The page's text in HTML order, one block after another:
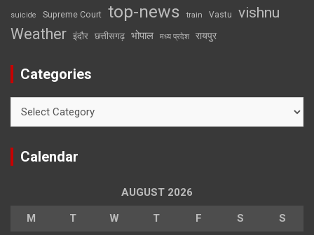
suicide Supreme Court top-news train Vastu vishnu
Weather इंदौर छत्तीसगढ़ भोपाल मध्य प्रदेश रायपुर
Categories
Calendar
AUGUST 2026
M T W T F S S